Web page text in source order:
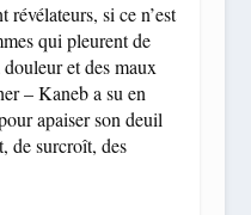
révélateurs, si ce n’est
qui pleurent de
et des maux
– Kaneb a su en
apaiser son deuil
de surcroît, des